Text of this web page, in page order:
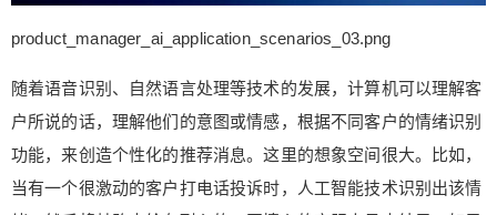
product_manager_ai_application_scenarios_03.png
随着语音识别、自然语言处理等技术的发展，计算机可以理解客
户所说的话，理解他们的意图或情感，根据不同客户的情绪识别
功能，来创造个性化的推荐消息。这里的想象空间很大。比如，
当有一个很激动的客户打电话投诉时，人工智能技术识别出该情
给Nancy打赏
2 元 5 元 10 元
20 50
付费内容